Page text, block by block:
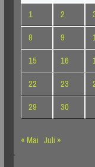
1
2
8
9
15
16
22
23
29
30
« Mai Juli »